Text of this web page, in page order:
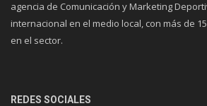
agencia de Comunicación y Marketing
internacional en el medio local, con más de
en el sector.
REDES SOCIALES